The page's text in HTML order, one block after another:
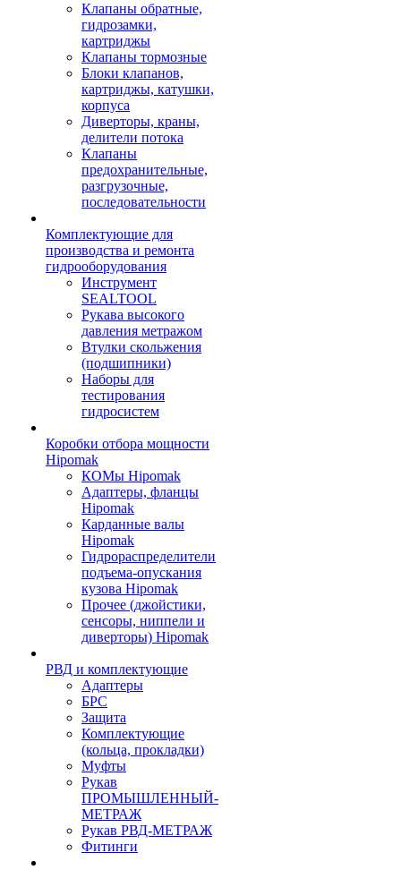
Клапаны обратные,
гидрозамки,
картриджы
Клапаны тормозные
Блоки клапанов,
картриджы, катушки,
корпуса
Диверторы, краны,
делители потока
Клапаны
предохранительные,
разгрузочные,
последовательности
Комплектующие для
производства и ремонта
гидрооборудования
Инструмент
SEALTOOL
Рукава высокого
давления метражом
Втулки скольжения
(подшипники)
Наборы для
тестирования
гидросистем
Коробки отбора мощности
Hipomak
КОМы Hipomak
Адаптеры, фланцы
Hipomak
Карданные валы
Hipomak
Гидрораспределители
подъема-опускания
кузова Hipomak
Прочее (джойстики,
сенсоры, ниппели и
диверторы) Hipomak
РВД и комплектующие
Адаптеры
БРС
Защита
Комплектующие
(кольца, прокладки)
Муфты
Рукав
ПРОМЫШЛЕННЫЙ-
МЕТРАЖ
Рукав РВД-МЕТРАЖ
Фитинги